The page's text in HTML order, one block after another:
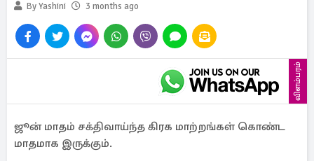
By Yashini
3 months ago
விளம்பரம்
ஜூன் மாதம் சக்திவாய்ந்த கிரக மாற்றங்கள் கொண்ட
மாதமாக இருக்கும்.